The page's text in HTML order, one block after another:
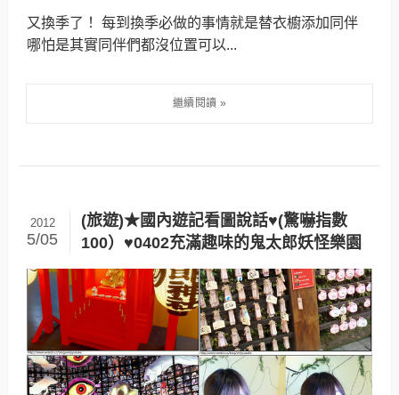
又換季了！ 每到換季必做的事情就是替衣櫥添加同伴
哪怕是其實同伴們都沒位置可以...
(旅遊)★國內遊記看圖說話♥(驚嚇指數
100）♥0402充滿趣味的鬼太郎妖怪樂園
2012
5/05